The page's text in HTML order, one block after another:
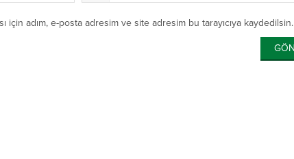
için adım, e-posta adresim ve site adresim bu tarayıcıya kaydedilsin.